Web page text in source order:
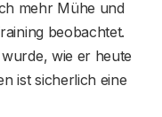
mehr Mühe und
beobachtet.
wie er heute
ist sicherlich eine